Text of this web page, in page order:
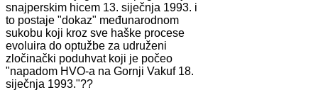
snajperskim hicem 13. siječnja 1993. i
to postaje "dokaz" međunarodnom
sukobu koji kroz sve haške procese
evoluira do optužbe za udruženi
zločinački poduhvat koji je počeo
"napadom HVO-a na Gornji Vakuf 18.
siječnja 1993."??